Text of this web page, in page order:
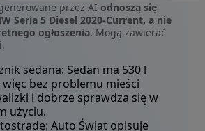
przez AI odnoszą się
Seria 5 Diesel 2020-Current, a nie
ogłoszenia. Mogą zawierać
sedana: Sedan ma 530 l
bez problemu mieści
i dobrze sprawdza się w
użyciu.
Auto Świat opisuje